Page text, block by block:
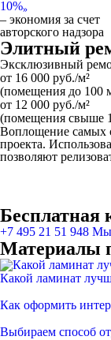
10%»
– экономия за счет
авторского надзора
Элитный
Эксклюзивный
от 16 000 руб./м²
(помещения до 100
от 12 000 руб./м²
(помещения свыше
Воплощение самых
проекта.
позволяют
Бесплатная
+7 495 21 51 948 Мы
Материалы
Какой ламинат
Как оформить
Выбираем способ